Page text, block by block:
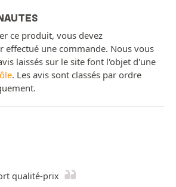
ce produit, vous devez
effectué une commande. Nous vous
laissés sur le site font l'objet d'une
. Les avis sont classés par ordre
qualité-prix